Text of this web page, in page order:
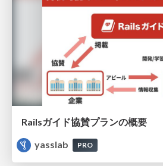
Railsガイド協賛プランの概要
yasslab
PRO